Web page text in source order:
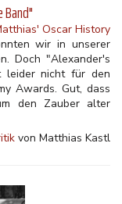
Band"
Oscar History
wir in unserer
Doch "Alexander's
leider nicht für den
Awards. Gut, dass
den Zauber alter
von Matthias Kastl